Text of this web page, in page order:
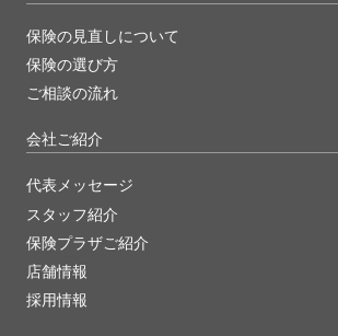
保険の見直しについて
保険の選び方
ご相談の流れ
会社ご紹介
代表メッセージ
スタッフ紹介
保険プラザご紹介
店舗情報
採用情報